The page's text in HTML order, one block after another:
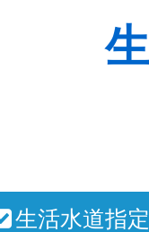
生活水道指